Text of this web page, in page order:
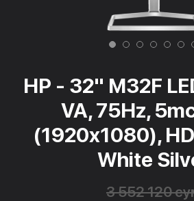
HP - 32" M32F
VA, 75Hz,
(1920x1080),
White
3 552 120